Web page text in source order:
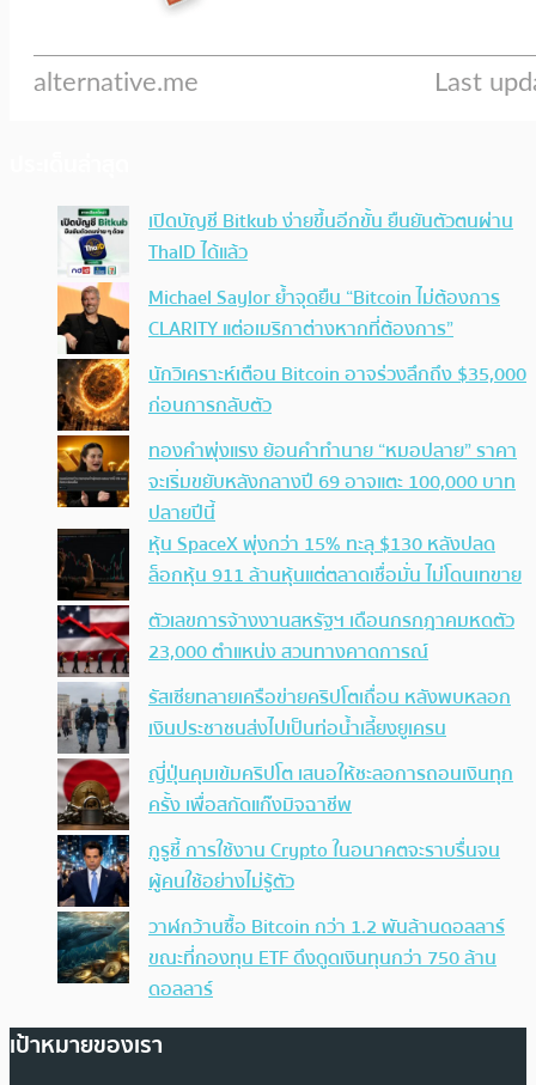
เปิดบัญชี Bitkub ง่ายขึ้นอีกขั้น ยืนยันตัวตนผ่าน
ThaID ได้แล้ว
Michael Saylor ย้ำจุดยืน “Bitcoin ไม่ต้องการ
CLARITY แต่อเมริกาต่างหากที่ต้องการ”
นักวิเคราะห์เตือน Bitcoin อาจร่วงลึกถึง $35,000
ก่อนการกลับตัว
ทองคำพุ่งแรง ย้อนคำทำนาย “หมอปลาย” ราคา
จะเริ่มขยับหลังกลางปี 69 อาจแตะ 100,000 บาท
ปลายปีนี้
หุ้น SpaceX พุ่งกว่า 15% ทะลุ $130 หลังปลด
ล็อกหุ้น 911 ล้านหุ้นแต่ตลาดเชื่อมั่น ไม่โดนเทขาย
ตัวเลขการจ้างงานสหรัฐฯ เดือนกรกฎาคมหดตัว
23,000 ตำแหน่ง สวนทางคาดการณ์
รัสเซียทลายเครือข่ายคริปโตเถื่อน หลังพบหลอก
เงินประชาชนส่งไปเป็นท่อน้ำเลี้ยงยูเครน
ญี่ปุ่นคุมเข้มคริปโต เสนอให้ชะลอการถอนเงินทุก
ครั้ง เพื่อสกัดแก๊งมิจฉาชีพ
กูรูชี้ การใช้งาน Crypto ในอนาคตจะราบรื่นจน
ผู้คนใช้อย่างไม่รู้ตัว
วาฬกว้านซื้อ Bitcoin กว่า 1.2 พันล้านดอลลาร์
ขณะที่กองทุน ETF ดึงดูดเงินทุนกว่า 750 ล้าน
ดอลลาร์
เป้าหมายของเรา